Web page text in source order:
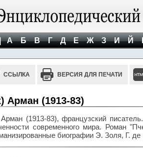
А Б В Г Д Е Ж З И Й
ССЫЛКА ВЕРСИЯ ДЛЯ ПЕЧАТИ
Арман (1913-83)
(1913-83), французский
современного мира. Роман
биографии Э. Золя, Г.